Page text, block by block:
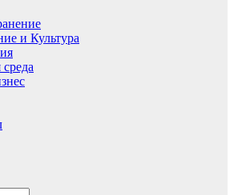
и Культура
среда